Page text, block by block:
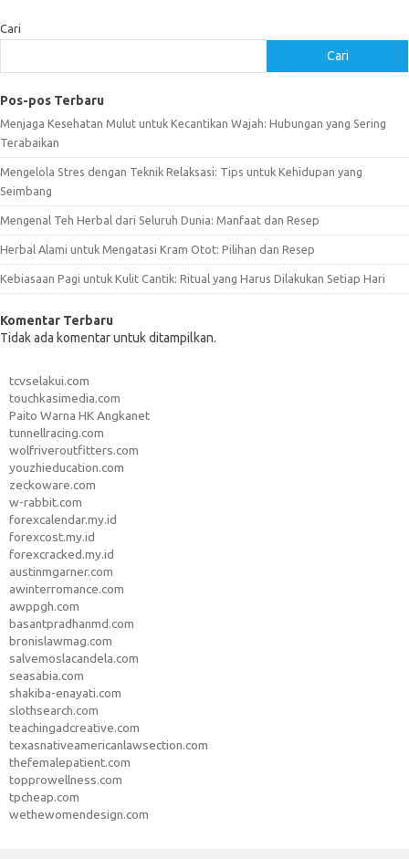
Cari
Cari
Pos-pos Terbaru
Menjaga Kesehatan Mulut untuk Kecantikan Wajah: Hubungan yang Sering
Terabaikan
Mengelola Stres dengan Teknik Relaksasi: Tips untuk Kehidupan yang
Seimbang
Mengenal Teh Herbal dari Seluruh Dunia: Manfaat dan Resep
Herbal Alami untuk Mengatasi Kram Otot: Pilihan dan Resep
Kebiasaan Pagi untuk Kulit Cantik: Ritual yang Harus Dilakukan Setiap Hari
Komentar Terbaru
Tidak ada komentar untuk ditampilkan.
tcvselakui.com
touchkasimedia.com
Paito Warna HK Angkanet
tunnellracing.com
wolfriveroutfitters.com
youzhieducation.com
zeckoware.com
w-rabbit.com
forexcalendar.my.id
forexcost.my.id
forexcracked.my.id
austinmgarner.com
awinterromance.com
awppgh.com
basantpradhanmd.com
bronislawmag.com
salvemoslacandela.com
seasabia.com
shakiba-enayati.com
slothsearch.com
teachingadcreative.com
texasnativeamericanlawsection.com
thefemalepatient.com
topprowellness.com
tpcheap.com
wethewomendesign.com